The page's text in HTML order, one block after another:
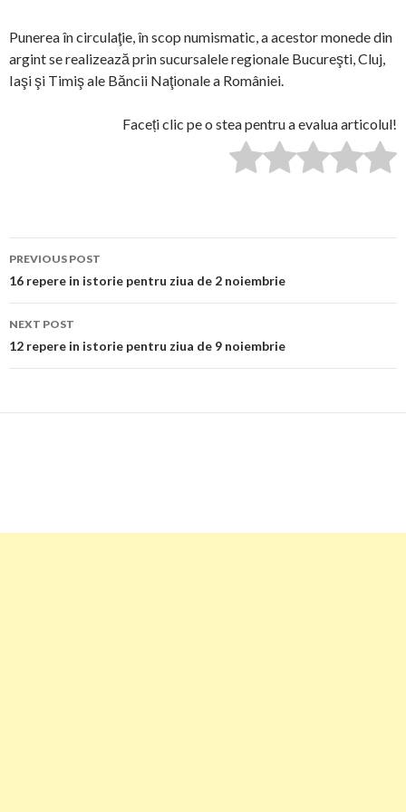
Punerea în circulaţie, în scop numismatic, a acestor monede din
argint se realizează prin sucursalele regionale Bucureşti, Cluj,
Iaşi şi Timiş ale Băncii Naţionale a României.
Faceți clic pe o stea pentru a evalua articolul!
Post
navigation
PREVIOUS POST
16 repere in istorie pentru ziua de 2 noiembrie
NEXT POST
12 repere in istorie pentru ziua de 9 noiembrie